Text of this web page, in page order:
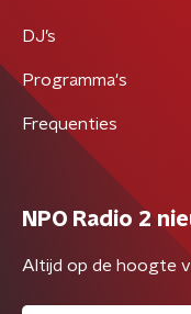
DJ’s
Programma's
Frequenties
NPO Radio 2
Altijd op de hoogte